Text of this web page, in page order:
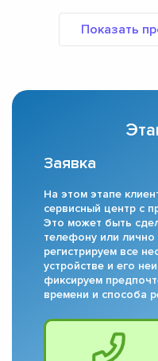
Заявка
На этом этапе
сервисный центр с
Это может быть
телефону или
регистрируем все
устройстве и его
фиксируем
времени и способа